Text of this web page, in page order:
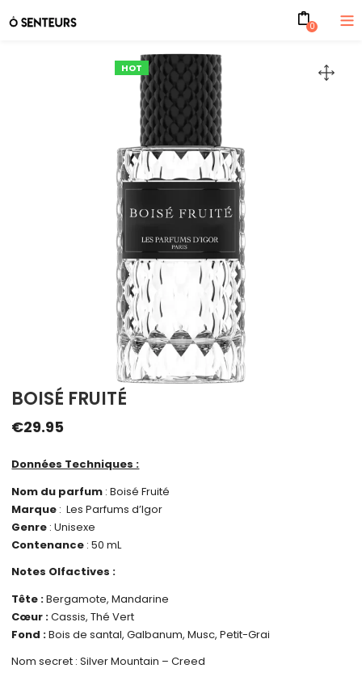
0
HOT
BOISÉ FRUITÉ
€29.95
Données Techniques :
Nom du parfum : Boisé Fruité
Marque : Les Parfums d’Igor
Genre : Unisexe
Contenance : 50 mL
Notes Olfactives :
Tête :Bergamote, Mandarine
Cœur :Cassis, Thé Vert
Fond :Bois de santal, Galbanum, Musc, Petit-Grai
Nom secret : Silver Mountain – Creed